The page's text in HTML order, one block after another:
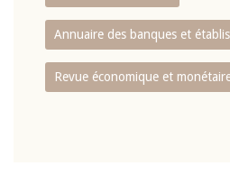
Annuaire des banques et
Revue économique et